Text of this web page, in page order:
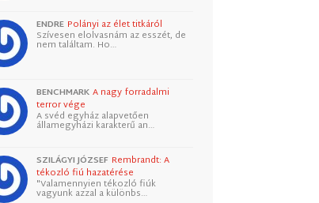
ENDRE Polányi az élet titkáról
Szívesen elolvasnám az esszét, de
nem találtam. Ho…
BENCHMARK A nagy forradalmi
terror vége
A svéd egyház alapvetően
államegyházi karakterű an…
SZILÁGYI JÓZSEF Rembrandt: A
tékozló fiú hazatérése
"Valamennyien tékozló fiúk
vagyunk azzal a különbs…